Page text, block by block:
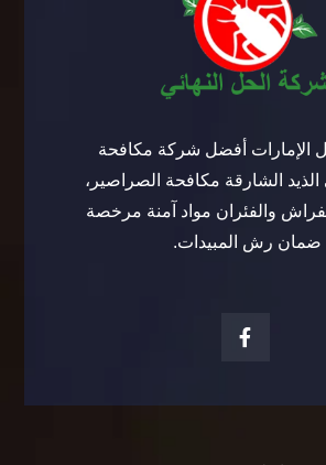
الإمارات أفضل شركة مكافحة
الشارقة مكافحة الصراصير،
والفئران مواد آمنة مرخصة
ضمان رش المبيدات.